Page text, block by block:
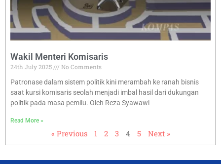
Wakil Menteri Komisaris
24th July 2025
No Comments
Patronase dalam sistem politik kini merambah ke ranah bisnis
saat kursi komisaris seolah menjadi imbal hasil dari dukungan
politik pada masa pemilu. Oleh Reza Syawawi
Read More »
« Previous 1 2 3 4 5 Next »